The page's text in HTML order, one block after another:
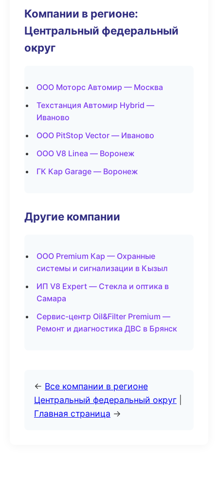
Компании в регионе:
Центральный федеральный
округ
ООО Моторс Автомир — Москва
Техстанция Автомир Hybrid —
Иваново
ООО PitStop Vector — Иваново
ООО V8 Linea — Воронеж
ГК Кар Garage — Воронеж
Другие компании
ООО Premium Кар — Охранные
системы и сигнализации в Кызыл
ИП V8 Expert — Стекла и оптика в
Самара
Сервис-центр Oil&Filter Premium —
Ремонт и диагностика ДВС в Брянск
← Все компании в регионе
Центральный федеральный округ
Главная страница →